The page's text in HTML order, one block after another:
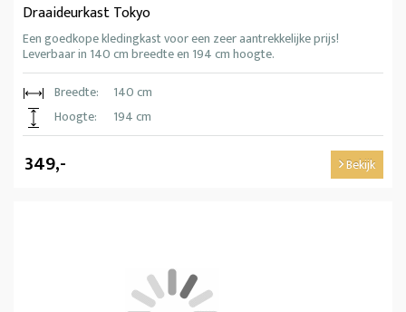
Draaideurkast Tokyo
Een goedkope kledingkast voor een zeer aantrekkelijke prijs!
Leverbaar in 140 cm breedte en 194 cm hoogte.
Breedte:
140 cm
Hoogte:
194 cm
349,- Bekijk